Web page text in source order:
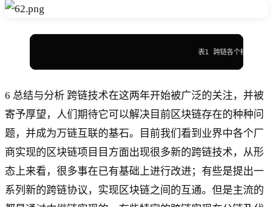
                                    表1 跨链各个模式对比
6 总结与分析 跨链技术在这两年开始被广泛的关注，并被
寄予厚望，人们期待它可以解决目前区块链存在的种种问
题，并成为万链互联的基石。目前我们看到业界中各个厂
商实现的区块链项目目方面出现很多新的跨链技术，从形
态上来看，很多事在已有基础上进行改进；有些是提出一
系列新的跨链协议，实现区块链之间的互通。但是主流的